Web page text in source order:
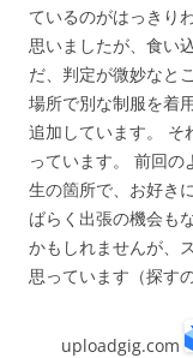
ているのがはっきり
思いましたが、食い
だ、判定が微妙なと
場所で別な制服を着
追加しています。 そ
っています。 前回
生の箇所で、お好き
ばらく出張の機会も
かもしれませんが、
思っています（探す
uploadgig.com